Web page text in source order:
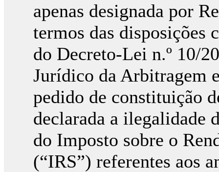
apenas designada por
termos das disposições
do Decreto-Lei n.º 10/
Jurídico da Arbitragem
pedido de constituição
declarada a ilegalidade
do Imposto sobre o
(“IRS”) referentes aos